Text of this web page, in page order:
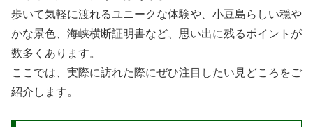
歩いて気軽に渡れるユニークな体験や、小豆島らしい穏や
かな景色、海峡横断証明書など、思い出に残るポイントが
数多くあります。
ここでは、実際に訪れた際にぜひ注目したい見どころをご
紹介します。